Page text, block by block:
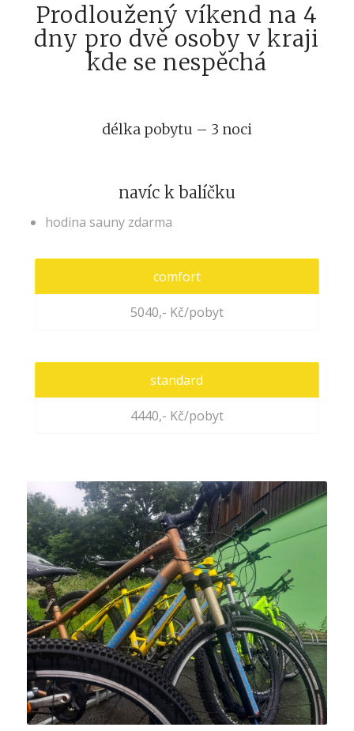
Prodloužený víkend na 4
dny pro dvě osoby v kraji
kde se nespěchá
délka pobytu – 3 noci
navíc k balíčku
hodina sauny zdarma
comfort
5040,- Kč/pobyt
standard
4440,- Kč/pobyt